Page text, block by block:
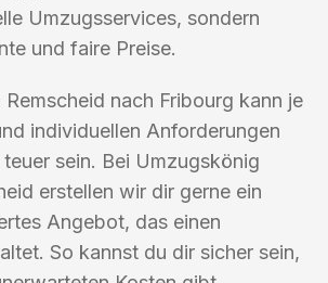
Umzugsservices, sondern
und faire Preise.
nach Fribourg kann je
individuellen Anforderungen
sein. Bei Umzugskönig
erstellen wir dir gerne ein
Angebot, das einen
So kannst du dir sicher sein,